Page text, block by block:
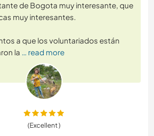
de Bogota muy interesante, que
muy interesantes.
a que los voluntariados están
la … read more
(Excellent )